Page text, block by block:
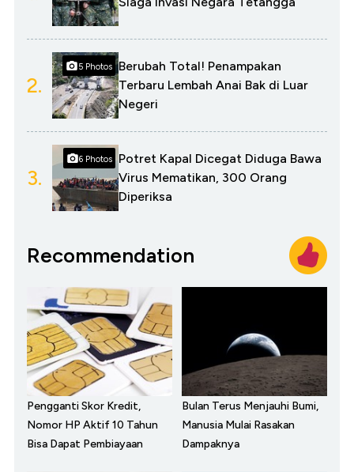
2.
5 Photos
Berubah Total! Penampakan
Terbaru Lembah Anai Bak di Luar
Negeri
3.
6 Photos
Potret Kapal Dicegat Diduga Bawa
Virus Mematikan, 300 Orang
Diperiksa
Recommendation
Pengganti Skor Kredit,
Nomor HP Aktif 10 Tahun
Bisa Dapat Pembiayaan
Bulan Terus Menjauhi Bumi,
Manusia Mulai Rasakan
Dampaknya